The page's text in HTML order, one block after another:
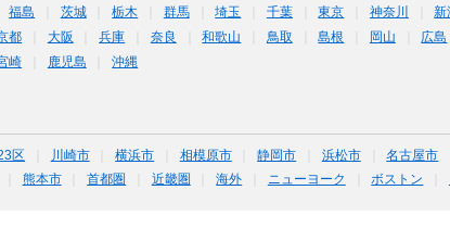
福島 茨城 栃木 群馬 埼玉 千葉 東京 神奈川 新
都 大阪 兵庫 奈良 和歌山 鳥取 島根 岡山 広島
崎 鹿児島 沖縄
区 川崎市 横浜市 相模原市 静岡市 浜松市 名古屋市
熊本市 首都圏 近畿圏 海外 ニューヨーク ボストン